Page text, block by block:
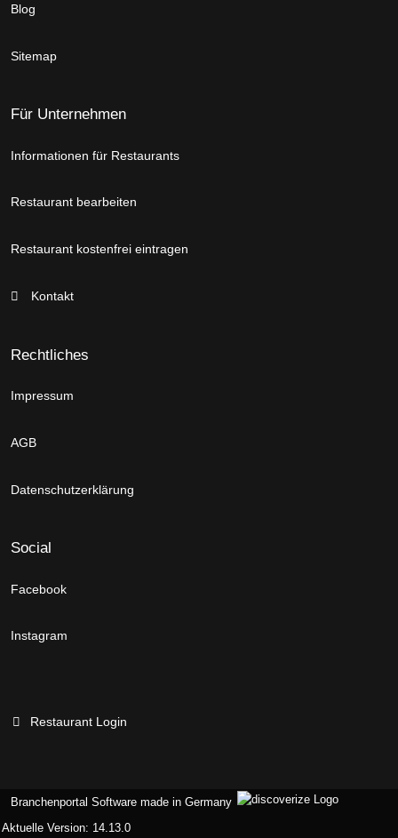
Blog
Sitemap
Für Unternehmen
Informationen für Restaurants
Restaurant bearbeiten
Restaurant kostenfrei eintragen
Kontakt
Rechtliches
Impressum
AGB
Datenschutzerklärung
Social
Facebook
Instagram
Restaurant Login
Branchenportal Software made in Germany
Aktuelle Version: 14.13.0